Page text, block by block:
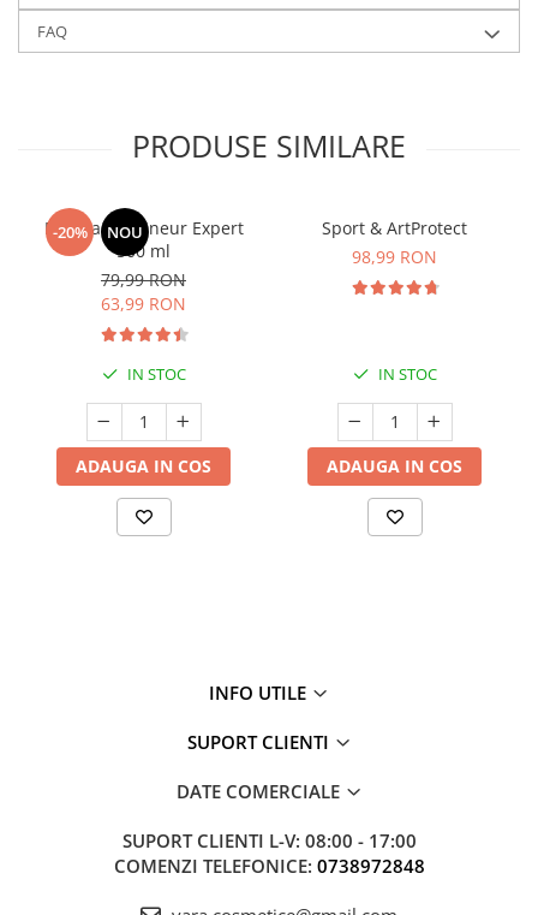
FAQ
PRODUSE SIMILARE
-20% NOU
Manhaē Draineur Expert
500 ml
79,99 RON
63,99 RON
IN STOC
ADAUGA IN COS
Sport & ArtProtect
98,99 RON
IN STOC
ADAUGA IN COS
INFO UTILE
SUPORT CLIENTI
DATE COMERCIALE
SUPORT CLIENTI L-V: 08:00 - 17:00
COMENZI TELEFONICE: 0738972848